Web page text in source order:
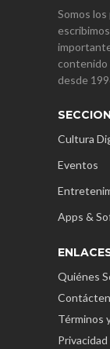
Somos
contenido
desde
Cultura
Eventos
Apps &
Quiénes
Términos
Privacidad